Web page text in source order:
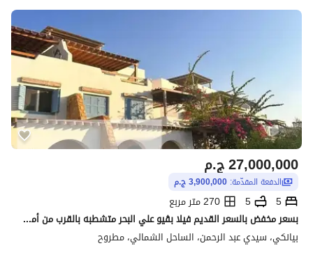
ج.م27,000,000
الدفعة المقدّمة: 3,900,000 ج.م
5
5
270 متر مربع
بسعر مخفض بالسعر القديم فيلا بڨيو علي البحر متشطبه بالقرب من أمواج و مراسي و هاسيندا
بيانكي، سيدي عبد الرحمن، الساحل الشمالي، مطروح